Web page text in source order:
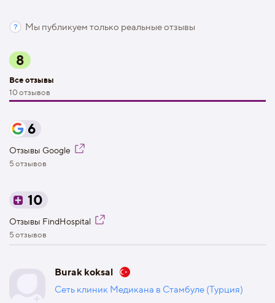
Мы публикуем только реальные отзывы
8
Все отзывы
10 отзывов
6
Отзывы Google
5 отзывов
10
Отзывы FindHospital
5 отзывов
Burak koksal
Сеть клиник Медикана в Стамбуле (Турция)